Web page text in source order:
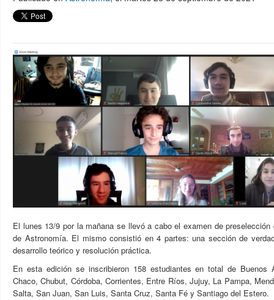
El lunes 13/9 por la mañana se llevó a cabo el examen de
de Astronomía. El mismo consistió en 4 partes: una sección de
desarrollo teórico y resolución práctica.
En esta edición se inscribieron 158 estudiantes en total de Buenos
Chaco, Chubut, Córdoba, Corrientes, Entre Ríos, Jujuy, La Pampa,
Salta, San Juan, San Luis, Santa Cruz, Santa Fé y Santiago del Estero.